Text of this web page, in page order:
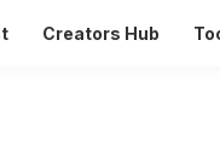
Creators Hub